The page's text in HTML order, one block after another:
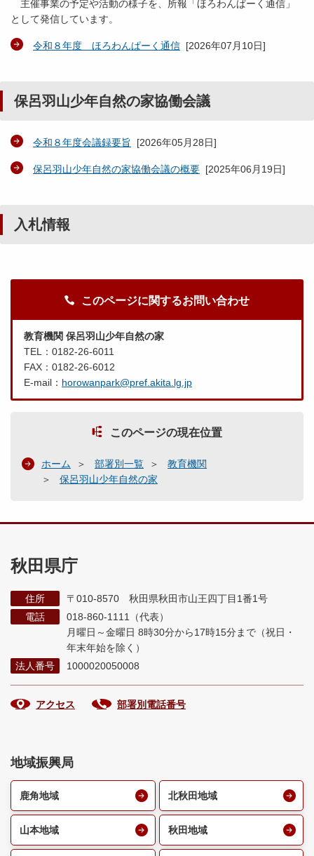
主催事業の予定や活動の様子を、所報「ほろわんぱーく通信」
として発信しています。
令和８年度 ほろわんぱーく通信 [2026年07月10日]
保呂羽山少年自然の家協働会議
令和８年度会議録要旨 [2026年05月28日]
保呂羽山少年自然の家協働会議の概要 [2025年06月19日]
入札情報
このページに関するお問い合わせ
教育機関 保呂羽山少年自然の家
TEL：0182-26-6011
FAX：0182-26-6012
E-mail： horowanpark@pref.akita.lg.jp
このページの現在位置
ホーム 部署別一覧
教育機関
保呂羽山少年自然の家
秋田県庁
住所
〒010-8570 秋田県秋田市山王四丁目1番1号
電話
018-860-1111（代表）
月曜日～金曜日 8時30分から17時15分まで （祝日・
年末年始を除く）
法人番号
1000020050008
アクセス 部署別電話番号
地域振興局
鹿角地域 北秋田地域
山本地域 秋田地域